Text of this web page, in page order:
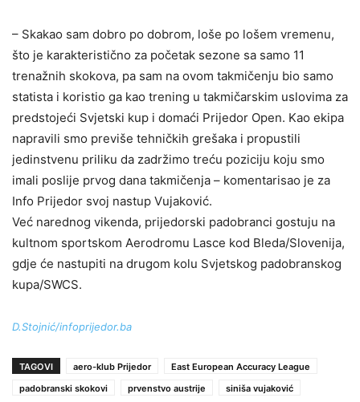
– Skakao sam dobro po dobrom, loše po lošem vremenu,
što je karakteristično za početak sezone sa samo 11
trenažnih skokova, pa sam na ovom takmičenju bio samo
statista i koristio ga kao trening u takmičarskim uslovima za
predstojeći Svjetski kup i domaći Prijedor Open. Kao ekipa
napravili smo previše tehničkih grešaka i propustili
jedinstvenu priliku da zadržimo treću poziciju koju smo
imali poslije prvog dana takmičenja – komentarisao je za
Info Prijedor svoj nastup Vujaković.
Već narednog vikenda, prijedorski padobranci gostuju na
kultnom sportskom Aerodromu Lasce kod Bleda/Slovenija,
gdje će nastupiti na drugom kolu Svjetskog padobranskog
kupa/SWCS.
D.Stojnić/infoprijedor.ba
TAGOVI aero-klub Prijedor
East European Accuracy League
padobranski skokovi
prvenstvo austrije siniša vujaković